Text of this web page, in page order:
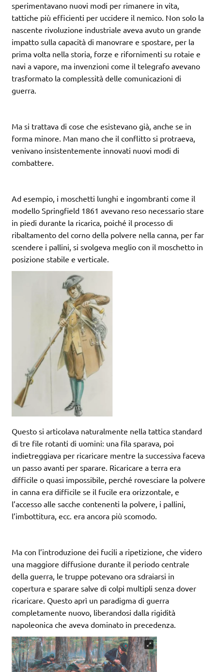
sperimentavano nuovi modi per rimanere in vita,
tattiche più efficienti per uccidere il nemico. Non solo la
nascente rivoluzione industriale aveva avuto un grande
impatto sulla capacità di manovrare e spostare, per la
prima volta nella storia, forze e rifornimenti su rotaie e
navi a vapore, ma invenzioni come il telegrafo avevano
trasformato la complessità delle comunicazioni di
guerra.
Ma si trattava di cose che esistevano già, anche se in
forma minore. Man mano che il conflitto si protraeva,
venivano insistentemente innovati nuovi modi di
combattere.
Ad esempio, i moschetti lunghi e ingombranti come il
modello Springfield 1861 avevano reso necessario stare
in piedi durante la ricarica, poiché il processo di
ribaltamento del corno della polvere nella canna, per far
scendere i pallini, si svolgeva meglio con il moschetto in
posizione stabile e verticale.
Questo si articolava naturalmente nella tattica standard
di tre file rotanti di uomini: una fila sparava, poi
indietreggiava per ricaricare mentre la successiva faceva
un passo avanti per sparare. Ricaricare a terra era
difficile o quasi impossibile, perché rovesciare la polvere
in canna era difficile se il fucile era orizzontale, e
l’accesso alle sacche contenenti la polvere, i pallini,
l’imbottitura, ecc. era ancora più scomodo.
Ma con l’introduzione dei fucili a ripetizione, che videro
una maggiore diffusione durante il periodo centrale
della guerra, le truppe potevano ora sdraiarsi in
copertura e sparare salve di colpi multipli senza dover
ricaricare. Questo aprì un paradigma di guerra
completamente nuovo, liberandosi dalla rigidità
napoleonica che aveva dominato in precedenza.